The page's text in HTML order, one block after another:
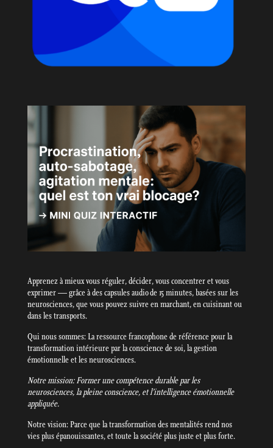
Apprenez à mieux vous réguler, décider, vous concentrer et vous
exprimer — grâce à des capsules audio de 15 minutes, basées sur les
neurosciences, que vous pouvez suivre en marchant, en cuisinant ou
dans les transports.
Qui nous sommes: La ressource francophone de référence pour la
transformation intérieure par la conscience de soi, la gestion
émotionnelle et les neurosciences.
Notre mission: Former une compétence durable par les
neurosciences, la pleine conscience, et l’intelligence émotionnelle
appliquée.
Notre vision: Parce que la transformation des mentalités rend nos
vies plus épanouissantes, et toute la société plus juste et plus forte.